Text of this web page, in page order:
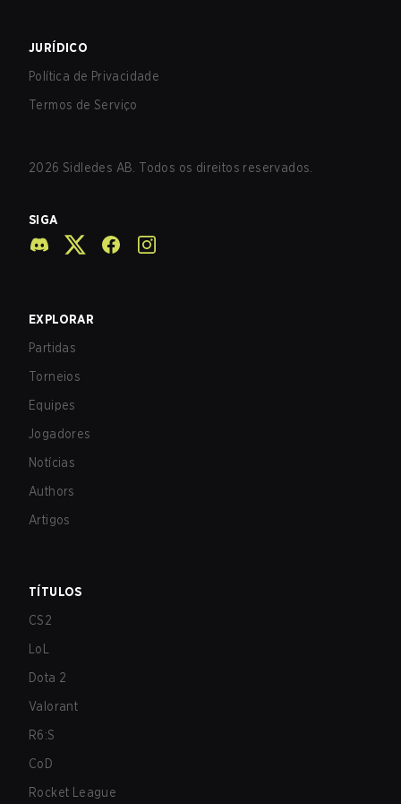
JURÍDICO
Política de Privacidade
Termos de Serviço
2026 Sidledes AB. Todos os direitos reservados.
SIGA
EXPLORAR
Partidas
Torneios
Equipes
Jogadores
Notícias
Authors
Artigos
TÍTULOS
CS2
LoL
Dota 2
Valorant
R6:S
CoD
Rocket League